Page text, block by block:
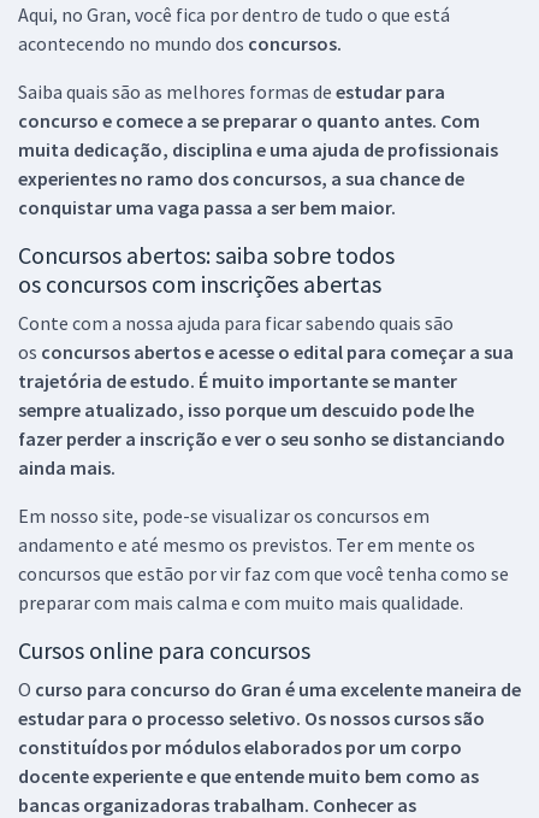
Aqui, no Gran, você fica por dentro de tudo o que está
acontecendo no mundo dos concursos.
Saiba quais são as melhores formas de estudar para
concurso e comece a se preparar o quanto antes. Com
muita dedicação, disciplina e uma ajuda de profissionais
experientes no ramo dos concursos, a sua chance de
conquistar uma vaga passa a ser bem maior.
Concursos abertos: saiba sobre todos
os concursos com inscrições abertas
Conte com a nossa ajuda para ficar sabendo quais são
os concursos abertos e acesse o edital para começar a sua
trajetória de estudo. É muito importante se manter
sempre atualizado, isso porque um descuido pode lhe
fazer perder a inscrição e ver o seu sonho se distanciando
ainda mais.
Em nosso site, pode-se visualizar os concursos em
andamento e até mesmo os previstos. Ter em mente os
concursos que estão por vir faz com que você tenha como se
preparar com mais calma e com muito mais qualidade.
Cursos online para concursos
O curso para concurso do Gran é uma excelente maneira de
estudar para o processo seletivo. Os nossos cursos são
constituídos por módulos elaborados por um corpo
docente experiente e que entende muito bem como as
bancas organizadoras trabalham. Conhecer as